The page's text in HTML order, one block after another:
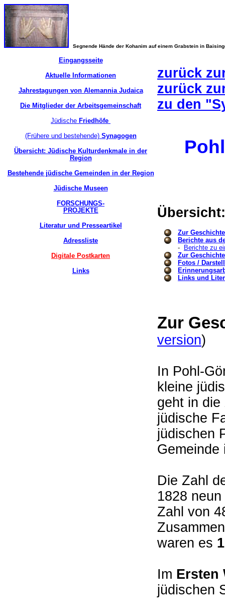
Segnende Hände der Kohanim auf einem Grabstein in
Eingangsseite
Aktuelle Informationen
Jahrestagungen von Alemannia Judaica
Die Mitglieder der Arbeitsgemeinschaft
Jüdische Friedhöfe
(Frühere und bestehende)Synagogen
Übersicht: Jüdische Kulturdenkmale in der
Region
Bestehende jüdische Gemeinden in der Region
Jüdische Museen
FORSCHUNGS-
PROJEKTE
Literatur und Presseartikel
Adressliste
Digitale Postkarten
Links
zurück
zurück
zu den
Übersicht:
Zur
Berichte aus
-
Berichte zu
Zur
Fotos /
Links und
Zur
version
In Pohl-
kleine
geht in
jüdische
jüdischen
Die Zahl
1828
Zahl von
waren es
Im Ersten
jüdischen